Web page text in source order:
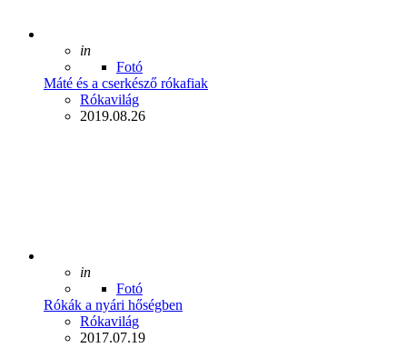
Posted
in
Fotó
Máté és a cserkésző rókafiak
Posted
Rókavilág
2019.08.26
Posted
in
Fotó
Rókák a nyári hőségben
Posted
Rókavilág
2017.07.19